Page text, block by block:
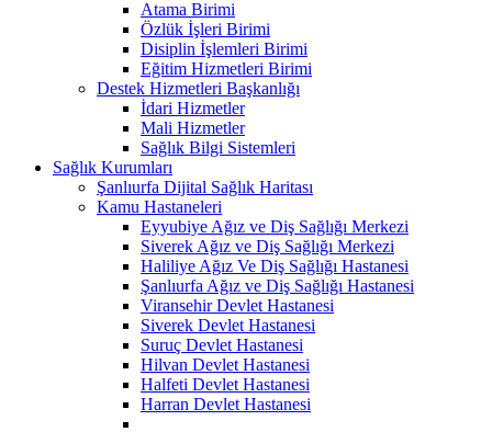
Atama Birimi
Özlük İşleri Birimi
Disiplin İşlemleri Birimi
Eğitim Hizmetleri Birimi
Destek Hizmetleri Başkanlığı
İdari Hizmetler
Mali Hizmetler
Sağlık Bilgi Sistemleri
Sağlık Kurumları
Şanlıurfa Dijital Sağlık Haritası
Kamu Hastaneleri
Eyyubiye Ağız ve Diş Sağlığı Merkezi
Siverek Ağız ve Diş Sağlığı Merkezi
Haliliye Ağız Ve Diş Sağlığı Hastanesi
Şanlıurfa Ağız ve Diş Sağlığı Hastanesi
Viransehir Devlet Hastanesi
Siverek Devlet Hastanesi
Suruç Devlet Hastanesi
Hilvan Devlet Hastanesi
Halfeti Devlet Hastanesi
Harran Devlet Hastanesi